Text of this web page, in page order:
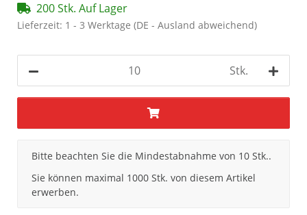
200 Stk. Auf Lager
Lieferzeit: 1 - 3 Werktage (DE - Ausland abweichend)
Stk.
x
Bitte beachten Sie die Mindestabnahme von 10 Stk..
Sie können maximal 1000 Stk. von diesem Artikel
erwerben.